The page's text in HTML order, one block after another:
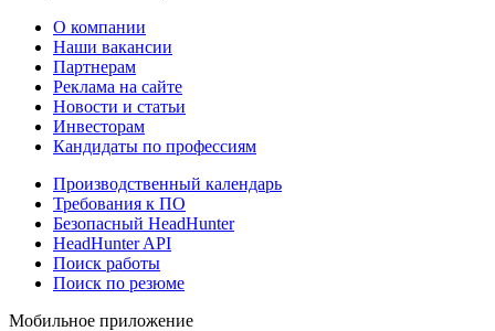
О компании
Наши вакансии
Партнерам
Реклама на сайте
Новости и статьи
Инвесторам
Кандидаты по профессиям
Производственный календарь
Требования к ПО
Безопасный HeadHunter
HeadHunter API
Поиск работы
Поиск по резюме
Мобильное приложение